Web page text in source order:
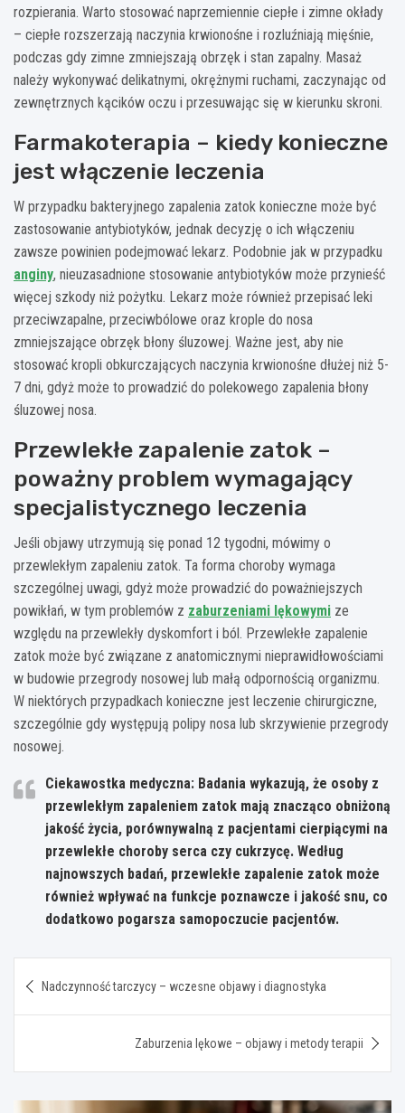
rozpierania. Warto stosować naprzemiennie ciepłe i zimne okłady
– ciepłe rozszerzają naczynia krwionośne i rozluźniają mięśnie,
podczas gdy zimne zmniejszają obrzęk i stan zapalny. Masaż
należy wykonywać delikatnymi, okrężnymi ruchami, zaczynając od
zewnętrznych kącików oczu i przesuwając się w kierunku skroni.
Farmakoterapia – kiedy konieczne
jest włączenie leczenia
W przypadku bakteryjnego zapalenia zatok konieczne może być
zastosowanie antybiotyków, jednak decyzję o ich włączeniu
zawsze powinien podejmować lekarz. Podobnie jak w przypadku
anginy, nieuzasadnione stosowanie antybiotyków może przynieść
więcej szkody niż pożytku. Lekarz może również przepisać leki
przeciwzapalne, przeciwbólowe oraz krople do nosa
zmniejszające obrzęk błony śluzowej. Ważne jest, aby nie
stosować kropli obkurczających naczynia krwionośne dłużej niż 5-
7 dni, gdyż może to prowadzić do polekowego zapalenia błony
śluzowej nosa.
Przewlekłe zapalenie zatok –
poważny problem wymagający
specjalistycznego leczenia
Jeśli objawy utrzymują się ponad 12 tygodni, mówimy o
przewlekłym zapaleniu zatok. Ta forma choroby wymaga
szczególnej uwagi, gdyż może prowadzić do poważniejszych
powikłań, w tym problemów z zaburzeniami lękowymi ze
względu na przewlekły dyskomfort i ból. Przewlekłe zapalenie
zatok może być związane z anatomicznymi nieprawidłowościami
w budowie przegrody nosowej lub małą odpornością organizmu.
W niektórych przypadkach konieczne jest leczenie chirurgiczne,
szczególnie gdy występują polipy nosa lub skrzywienie przegrody
nosowej.
Ciekawostka medyczna: Badania wykazują, że osoby z
przewlekłym zapaleniem zatok mają znacząco obniżoną
jakość życia, porównywalną z pacjentami cierpiącymi na
przewlekłe choroby serca czy cukrzycę. Według
najnowszych badań, przewlekłe zapalenie zatok może
również wpływać na funkcje poznawcze i jakość snu, co
dodatkowo pogarsza samopoczucie pacjentów.
wpisu
Nadczynność tarczycy – wczesne objawy i diagnostyka
Zaburzenia lękowe – objawy i metody terapii